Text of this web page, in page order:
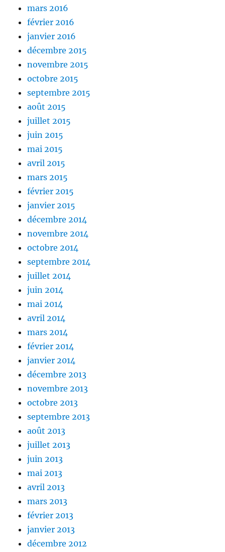
mars 2016
février 2016
janvier 2016
décembre 2015
novembre 2015
octobre 2015
septembre 2015
août 2015
juillet 2015
juin 2015
mai 2015
avril 2015
mars 2015
février 2015
janvier 2015
décembre 2014
novembre 2014
octobre 2014
septembre 2014
juillet 2014
juin 2014
mai 2014
avril 2014
mars 2014
février 2014
janvier 2014
décembre 2013
novembre 2013
octobre 2013
septembre 2013
août 2013
juillet 2013
juin 2013
mai 2013
avril 2013
mars 2013
février 2013
janvier 2013
décembre 2012